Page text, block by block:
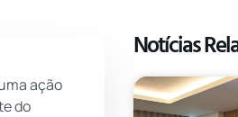
ação
do
Notícias